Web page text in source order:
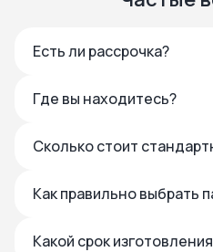
Есть ли рассрочка?
Где вы находитесь?
Сколько стоит
Как правильно выбрать
Какой срок